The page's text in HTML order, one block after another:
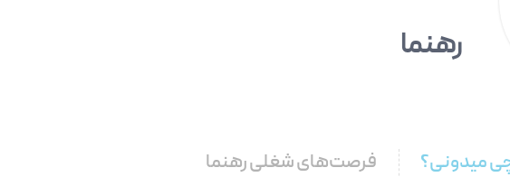
رهنما
چی میدونی؟ فرصت‌های شغلی رهنما